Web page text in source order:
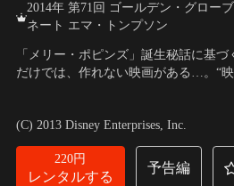
2014年 第71回 ゴールデン・グロー
ネート エマ・トンプソン
「メリー・ポピンズ」誕生秘話に基
だけでは、作れない映画がある…。“
くトム・ハンクス＆エマ・トンプソン
ンコック
(C) 2013 Disney Enterprises, Inc.
220円
レンタルする
予告編